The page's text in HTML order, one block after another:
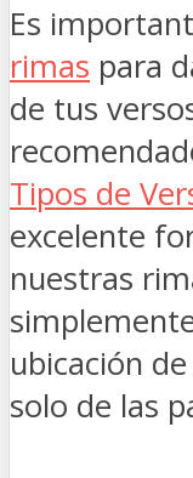
Es
rimas para
de tus
Tipos de
excelente
nuestras
ubicación
solo de las